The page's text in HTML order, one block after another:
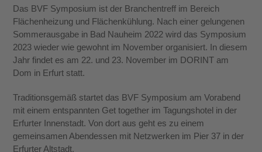
Das BVF Symposium ist der Branchentreff im Bereich
Flächenheizung und Flächenkühlung. Nach einer gelungenen
Sommerausgabe in Bad Nauheim 2022 wird das Symposium
2023 wieder wie gewohnt im November organisiert. In diesem
Jahr findet es am 22. und 23. November im DORINT am
Dom in Erfurt statt.
Traditionsgemäß startet das BVF Symposium am Vorabend
mit einem entspannten Get together im Tagungshotel in der
Erfurter Innenstadt. Von dort aus geht es zu einem
gemeinsamen Abendessen mit Netzwerken im Pier 37 in der
Erfurter Altstadt.